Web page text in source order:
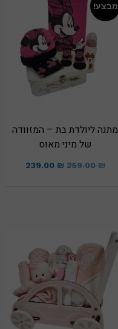
מבצע!
מתנה ליולדת בת – המזוודה
של מיני מאוס
259.00₪
239.00 ₪